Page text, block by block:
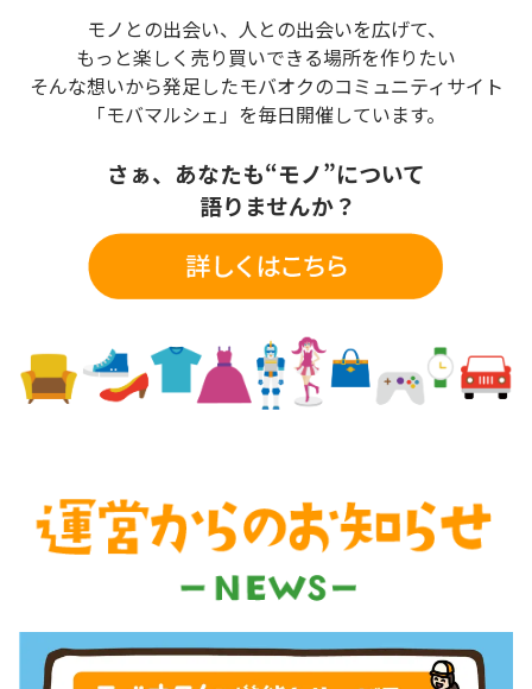
モノとの出会い、人との出会いを広げて、
もっと楽しく売り買いできる場所を作りたい
そんな想いから発足したモバオクのコミュニティサイト
「モバマルシェ」を毎日開催しています。
さぁ、あなたも“モノ”について
語りませんか？